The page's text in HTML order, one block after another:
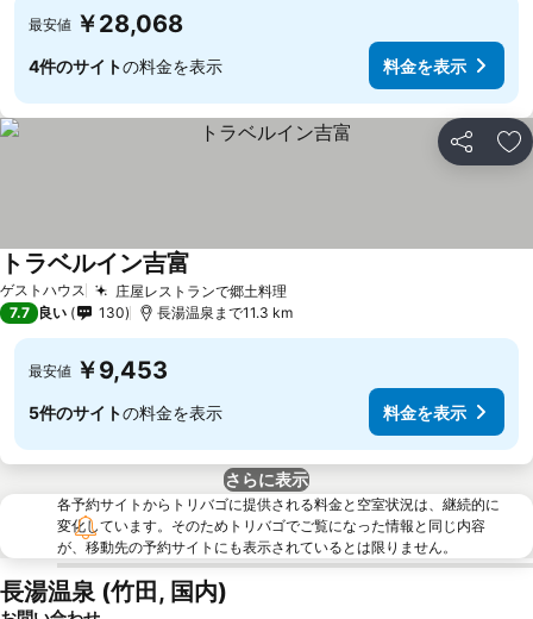
最安値 ￥28,068
4件のサイトの料金を表示 料金を表示
シェア お
ゲストハウス 庄屋レストランで郷土料理料金を表示
トラベルイン吉富
7.7 良い 130 長湯温泉まで11.3 km
最安値 ￥9,453
5件のサイトの料金を表示 料金を表示
さらに表示
各予約サイトからトリバゴに提供される料金と空室状況は、継続的に
変化しています。そのためトリバゴでご覧になった情報と同じ内容
が、移動先の予約サイトにも表示されているとは限りません。
長湯温泉 (竹田, 国内)